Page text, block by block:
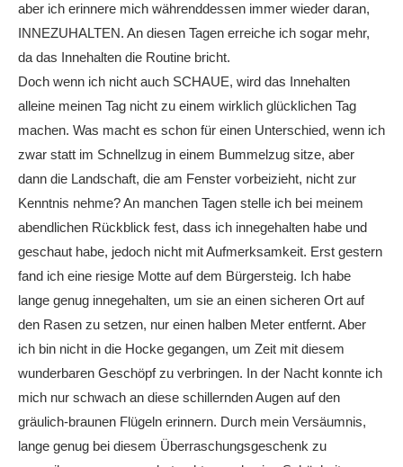
aber ich erinnere mich währenddessen immer wieder daran,
INNEZUHALTEN. An diesen Tagen erreiche ich sogar mehr,
da das Innehalten die Routine bricht.
Doch wenn ich nicht auch SCHAUE, wird das Innehalten
alleine meinen Tag nicht zu einem wirklich glücklichen Tag
machen. Was macht es schon für einen Unterschied, wenn ich
zwar statt im Schnellzug in einem Bummelzug sitze, aber
dann die Landschaft, die am Fenster vorbeizieht, nicht zur
Kenntnis nehme? An manchen Tagen stelle ich bei meinem
abendlichen Rückblick fest, dass ich innegehalten habe und
geschaut habe, jedoch nicht mit Aufmerksamkeit. Erst gestern
fand ich eine riesige Motte auf dem Bürgersteig. Ich habe
lange genug innegehalten, um sie an einen sicheren Ort auf
den Rasen zu setzen, nur einen halben Meter entfernt. Aber
ich bin nicht in die Hocke gegangen, um Zeit mit diesem
wunderbaren Geschöpf zu verbringen. In der Nacht konnte ich
mich nur schwach an diese schillernden Augen auf den
gräulich-braunen Flügeln erinnern. Durch mein Versäumnis,
lange genug bei diesem Überraschungsgeschenk zu